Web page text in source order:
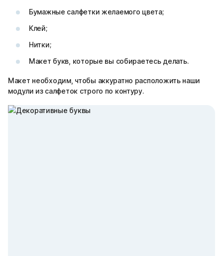
Бумажные салфетки желаемого цвета;
Клей;
Нитки;
Макет букв, которые вы собираетесь делать.
Макет необходим, чтобы аккуратно расположить наши
модули из салфеток строго по контуру.